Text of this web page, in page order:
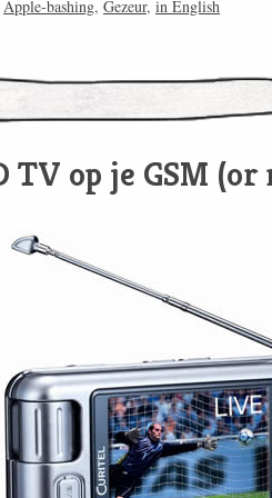
Apple-bashing, Gezeur, in English
TV op je GSM (or